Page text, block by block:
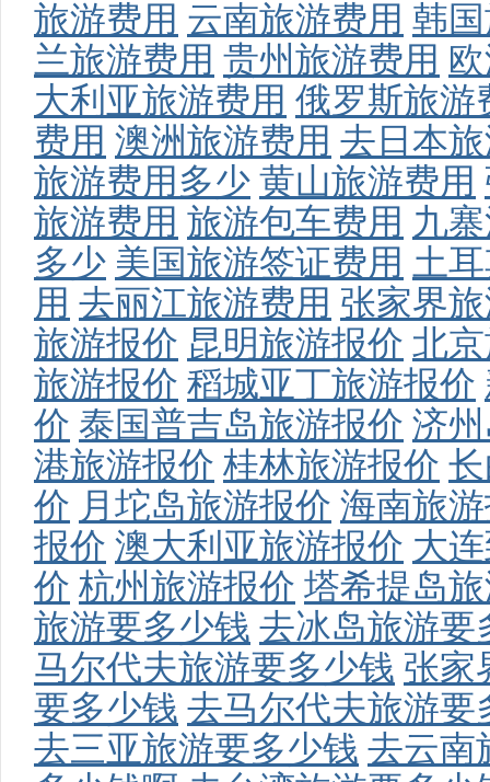
旅游费用 云南旅游费用 韩
兰旅游费用 贵州旅游费用
大利亚旅游费用 俄罗斯旅游
费用 澳洲旅游费用 去日本
旅游费用多少 黄山旅游费用
旅游费用 旅游包车费用 九
多少 美国旅游签证费用 土
用 去丽江旅游费用 张家界
旅游报价 昆明旅游报价 北
旅游报价 稻城亚丁旅游报价
价 泰国普吉岛旅游报价 济
港旅游报价 桂林旅游报价
价 月坨岛旅游报价 海南旅
报价 澳大利亚旅游报价 大
价 杭州旅游报价 塔希提岛
旅游要多少钱 去冰岛旅游要
马尔代夫旅游要多少钱 张家
要多少钱 去马尔代夫旅游要
去三亚旅游要多少钱 去云南